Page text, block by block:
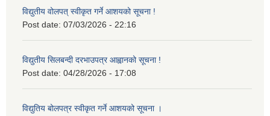
विद्युतीय वोलपत् स्वीकृत गर्ने आशयको सूचना !
Post date: 07/03/2026 - 22:16
विद्युतीय सिलबन्दी दरभाउपत्र आह्वानको सूचना !
Post date: 04/28/2026 - 17:08
विद्युतिय बोलपत्र स्वीकृत गर्ने आशयको सूचना ।